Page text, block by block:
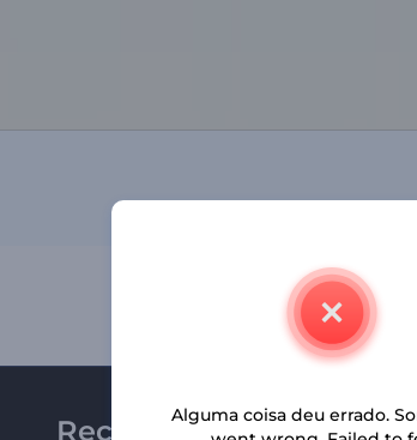
Receba a newsletter
Alguma coisa deu errado.